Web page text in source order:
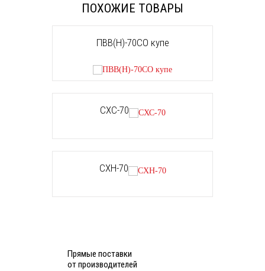
ПОХОЖИЕ ТОВАРЫ
ПВВ(Н)-70СО купе
СХС-70
СХН-70
Прямые поставки
от производителей